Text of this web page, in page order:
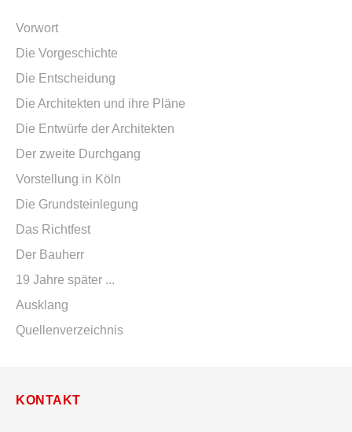
Vorwort
Die Vorgeschichte
Die Entscheidung
Die Architekten und ihre Pläne
Die Entwürfe der Architekten
Der zweite Durchgang
Vorstellung in Köln
Die Grundsteinlegung
Das Richtfest
Der Bauherr
19 Jahre später ...
Ausklang
Quellenverzeichnis
KONTAKT